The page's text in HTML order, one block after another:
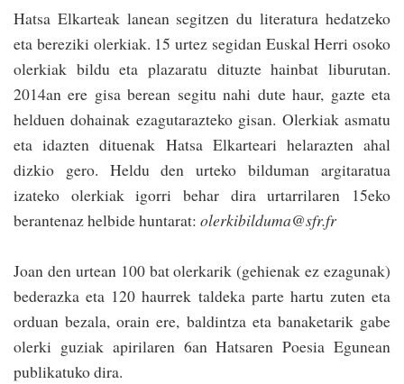
Hatsa Elkarteak lanean segitzen du literatura hedatzeko
eta bereziki olerkiak. 15 urtez segidan Euskal Herri osoko
olerkiak bildu eta plazaratu dituzte hainbat liburutan.
2014an ere gisa berean segitu nahi dute haur, gazte eta
helduen dohainak ezagutarazteko gisan. Olerkiak asmatu
eta idazten dituenak Hatsa Elkarteari helarazten ahal
dizkio gero. Heldu den urteko bilduman argitaratua
izateko olerkiak igorri behar dira urtarrilaren 15eko
berantenaz helbide huntarat: olerkibilduma@sfr.fr
Joan den urtean 100 bat olerkarik (gehienak ez ezagunak)
bederazka eta 120 haurrek taldeka parte hartu zuten eta
orduan bezala, orain ere, baldintza eta banaketarik gabe
olerki guziak apirilaren 6an Ha­tsaren Poesia Egunean
publikatuko dira.